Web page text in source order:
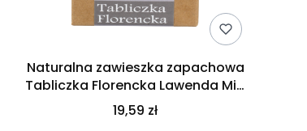
Naturalna zawieszka zapachowa
Tabliczka Florencka Lawenda Mia
Box 30g
19,59 zł